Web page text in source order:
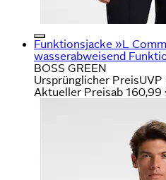
Funktionsjacke »L
wasserabweisend
BOSS GREEN
Ursprünglicher PreisUVP
Aktueller Preisab 160,99